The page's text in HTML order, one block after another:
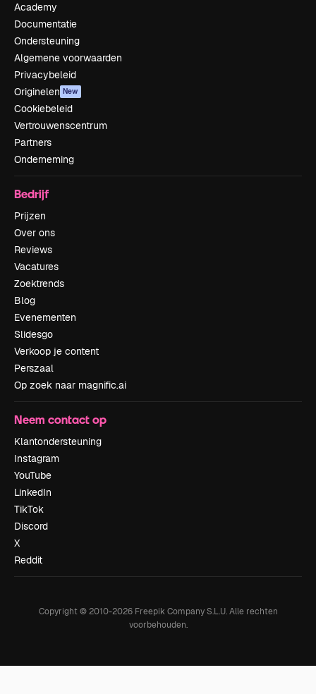
Academy
Documentatie
Ondersteuning
Algemene voorwaarden
Privacybeleid
Originelen New
Cookiebeleid
Vertrouwenscentrum
Partners
Onderneming
Bedrijf
Prijzen
Over ons
Reviews
Vacatures
Zoektrends
Blog
Evenementen
Slidesgo
Verkoop je content
Perszaal
Op zoek naar magnific.ai
Neem contact op
Klantondersteuning
Instagram
YouTube
LinkedIn
TikTok
Discord
X
Reddit
Copyright © 2010-2026Freepik Company S.L.U. Alle rechten
voorbehouden.